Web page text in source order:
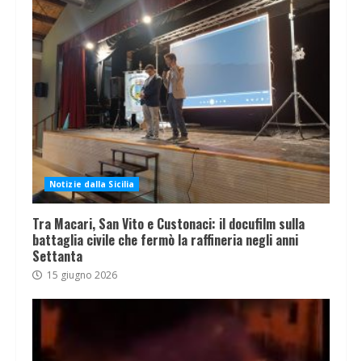
Notizie dalla Sicilia
Tra Macari, San Vito e Custonaci: il docufilm sulla
battaglia civile che fermò la raffineria negli anni
Settanta
15 giugno 2026